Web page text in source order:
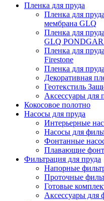
Пленка для пруда
Пленка для
мембрана GLQ
Пленка для
GLQ
Пленка для
Firestone
Пленка для
Декоративная
Геотекстиль
Аксессуары для
Кокосовое полотно
Насосы для пруда
Интерьерные
Насосы для
Фонтанные
Плавающие
Фильтрация для пруда
Напорные
Проточные
Готовые
Аксессуары для